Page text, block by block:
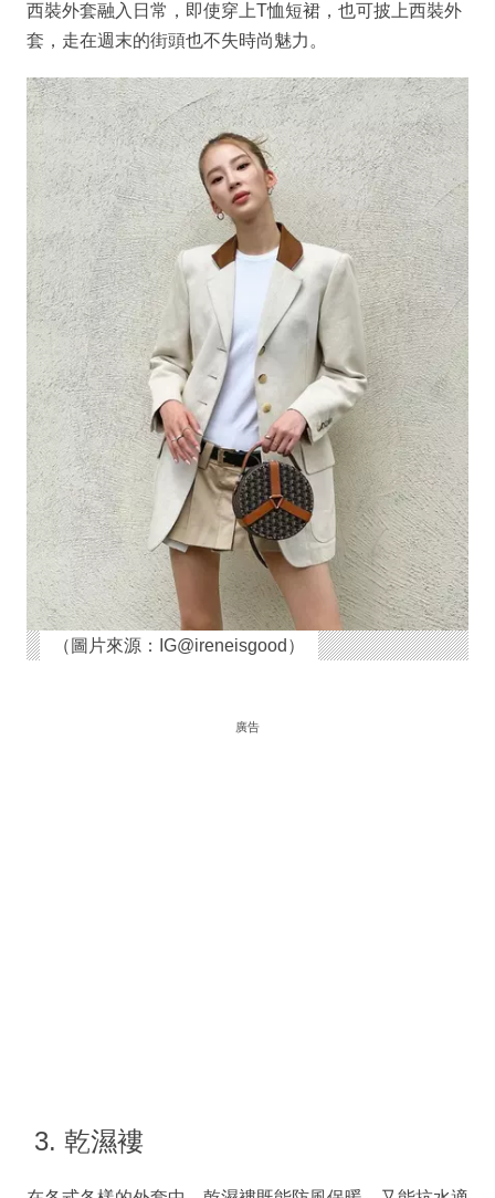
西裝外套融入日常，即使穿上T恤短裙，也可披上西裝外
套，走在週末的街頭也不失時尚魅力。
（圖片來源：IG@ireneisgood）
廣告
3. 乾濕褸